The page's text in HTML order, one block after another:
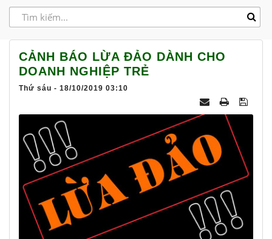
Việt
-
CẢNH BÁO LỪA ĐẢO DÀNH CHO
DOANH NGHIỆP TRẺ
Thứ sáu - 18/10/2019 03:10